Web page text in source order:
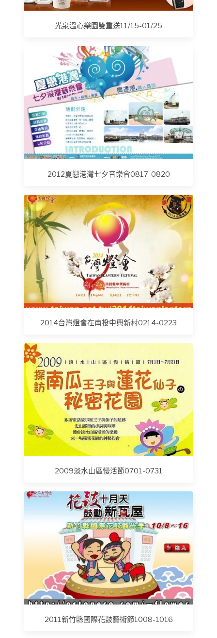
光泉溫心樂園雙重送11/15-01/25
2012夏戀港灣七夕音樂會0817-0820
2014台灣燈會在南投中興新村0214-0223
2009淡水山區慢活節0701-0731
2011新竹縣國際花鼓藝術節1008-1016